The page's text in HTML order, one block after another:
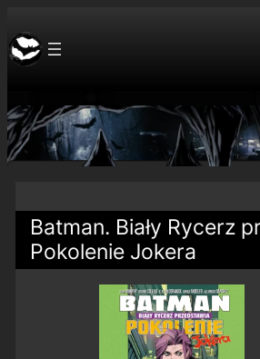
Batman. Biały Rycerz
Pokolenie Jokera